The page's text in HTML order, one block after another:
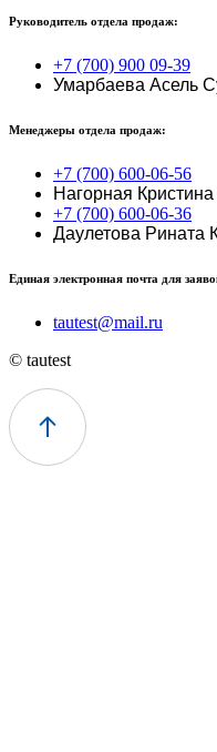
Руководитель отдела продаж:
+7 (700) 900 09-39
Умарбаева Асель
Менеджеры отдела продаж:
+7 (700) 600-06-56
Нагорная
+7 (700) 600-06-36
Даулетова Рината
Единая электронная почта для
tautest@mail.ru
© tautest